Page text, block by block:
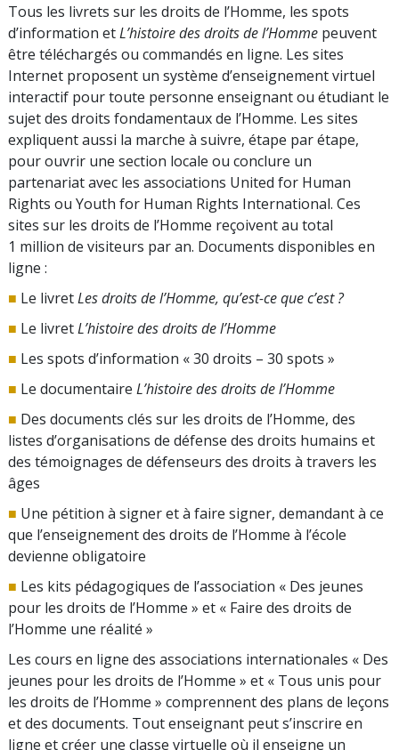
Tous les livrets sur les droits de l’Homme, les spots
d’information etL’histoire des droits de l’Homme peuvent
être téléchargés ou commandés en ligne. Les sites
Internet proposent un système d’enseignement virtuel
interactif pour toute personne enseignant ou étudiant le
sujet des droits fondamentaux de l’Homme. Les sites
expliquent aussi la marche à suivre, étape par étape,
pour ouvrir une section locale ou conclure un
partenariat avec les associations United for Human
Rights ou Youth for Human Rights International. Ces
sites sur les droits de l’Homme reçoivent au total
1 million de visiteurs par an. Documents disponibles en
ligne :
■ Le livretLes droits de l’Homme, qu’est-ce que c’est ?
■ Le livretL’histoire des droits de l’Homme
■ Les spots d’information « 30 droits – 30 spots »
■ Le documentaire L’histoire des droits de l’Homme
■ Des documents clés sur les droits de l’Homme, des
listes d’organisations de défense des droits humains et
des témoignages de défenseurs des droits à travers les
âges
■ Une pétition à signer et à faire signer, demandant à ce
que l’enseignement des droits de l’Homme à l’école
devienne obligatoire
■ Les kits pédagogiques de l’association « Des jeunes
pour les droits de l’Homme » et « Faire des droits de
l’Homme une réalité »
Les cours en ligne des associations internationales « Des
jeunes pour les droits de l’Homme » et « Tous unis pour
les droits de l’Homme » comprennent des plans de leçons
et des documents. Tout enseignant peut s’inscrire en
ligne et créer une classe virtuelle où il enseigne un